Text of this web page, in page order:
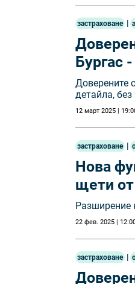
застраховане |
Бургас
Доверените
детайла,
12 март 2025 |
застраховане |
Нова
щети
Разширение
22 фев. 2025 |
застраховане |